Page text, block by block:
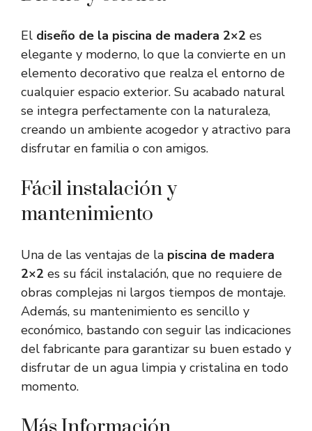
El diseño de la piscina de madera 2×2 es
elegante y moderno, lo que la convierte en un
elemento decorativo que realza el entorno de
cualquier espacio exterior. Su acabado natural
se integra perfectamente con la naturaleza,
creando un ambiente acogedor y atractivo para
disfrutar en familia o con amigos.
Fácil instalación y
mantenimiento
Una de las ventajas de la piscina de madera
2×2 es su fácil instalación, que no requiere de
obras complejas ni largos tiempos de montaje.
Además, su mantenimiento es sencillo y
económico, bastando con seguir las indicaciones
del fabricante para garantizar su buen estado y
disfrutar de un agua limpia y cristalina en todo
momento.